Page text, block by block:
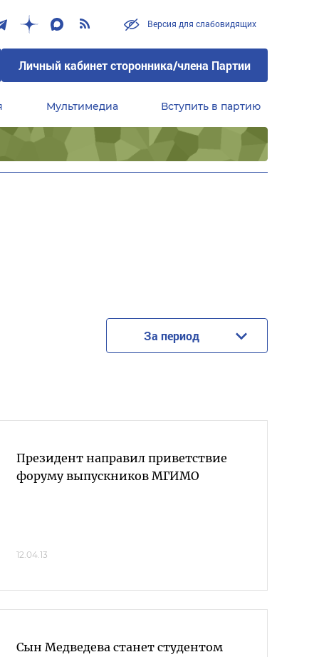
Версия для слабовидящих
Личный кабинет сторонника/члена Партии
Мультимедиа Вступить в партию
За период
Президент направил приветствие
форуму выпускников МГИМО
12.04.13
Сын Медведева станет студентом